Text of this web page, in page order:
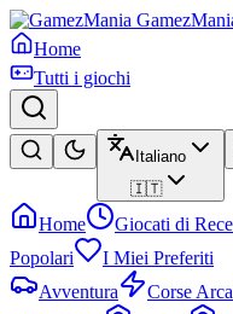
Home
Tutti i giochi
Italiano
🇮🇹
Home Giocati di
Popolari
I Miei Preferiti
Avventura
Corse